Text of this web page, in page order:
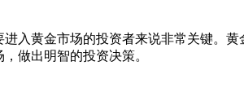
入黄金市场的投资者来说非常关键。
做出明智的投资决策。